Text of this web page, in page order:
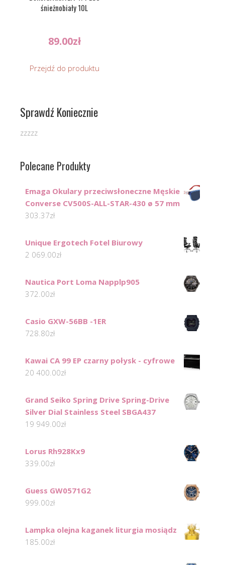
śnieżnobiały 10L
89.00zł
Przejdź do produktu
Sprawdź Koniecznie
zzzzz
Polecane Produkty
Emaga Okulary przeciwsłoneczne Męskie
Converse CV500S-ALL-STAR-430 ø 57 mm
303.37zł
Unique Ergotech Fotel Biurowy
2 069.00zł
Nautica Port Loma Napplp905
372.00zł
Casio GXW-56BB -1ER
728.80zł
Kawai CA 99 EP czarny połysk - cyfrowe
20 400.00zł
Grand Seiko Spring Drive Spring-Drive
Silver Dial Stainless Steel SBGA437
19 949.00zł
Lorus Rh928Kx9
339.00zł
Guess GW0571G2
999.00zł
Lampka olejna kaganek liturgia mosiądz
185.00zł